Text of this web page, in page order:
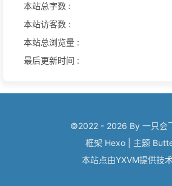
本站总字数 :
本站访客数 :
本站总浏览量 :
最后更新时间 :
©2022 - 2026 By 一只会
框架 Hexo 主题
本站点由YXVM提供技